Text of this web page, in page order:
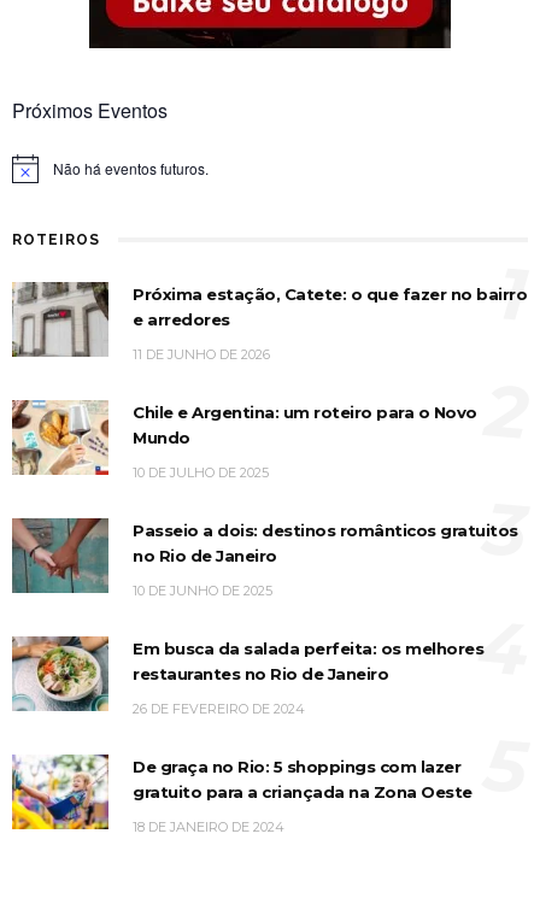
Próximos Eventos
Notice Não há eventos futuros.
ROTEIROS
Próxima estação, Catete: o que fazer no bairro
e arredores
11 DE JUNHO DE 2026
1
Chile e Argentina: um roteiro para o Novo
Mundo
10 DE JULHO DE 2025
Passeio a dois: destinos românticos gratuitos
no Rio de Janeiro
10 DE JUNHO DE 2025
3
Em busca da salada perfeita: os melhores
restaurantes no Rio de Janeiro
26 DE FEVEREIRO DE 2024
4
De graça no Rio: 5 shoppings com lazer
gratuito para a criançada na Zona Oeste
18 DE JANEIRO DE 2024